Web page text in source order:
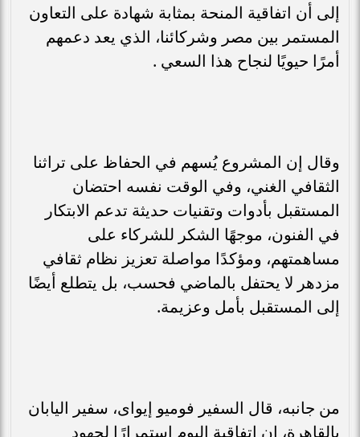
إلى أن اتفاقية المنحة بمثابة شهادة على التعاون
المستمر بين مصر وشركائنا، الذي يعد دعمهم
أمرًا حيويًا لنجاح هذا السعي .
وقال إن المشروع يُسهم في الحفاظ على تراثنا
الثقافي الغني، وفي الوقت نفسه احتضان
المستقبل بأدوات وتقنيات حديثة تدعم الابتكار
في الفنون، موجهًا الشكر للشركاء على
مساهمتهم، ومؤكدًا مواصلة تعزيز نظام ثقافي
مزدهر لا يحتفل بالماضي فحسب، بل يتطلع أيضًا
إلى المستقبل بأمل وعزيمة.
من جانبه، قال السفير فوميو إيواى، سفير اليابان
بالقاهرة، إن اتفاقية اليوم استمرارًا لجهود